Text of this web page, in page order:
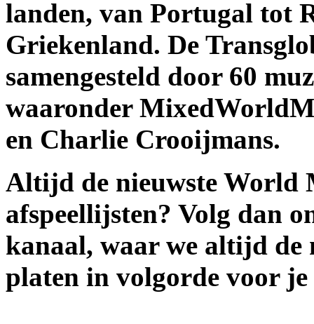
landen, van Portugal tot
Griekenland. De
samengesteld door 60
waaronder
en Charlie Crooijmans.
Altijd de nieuwste World
afspeellijsten? Volg dan
kanaal, waar we altijd
platen in volgorde voor je